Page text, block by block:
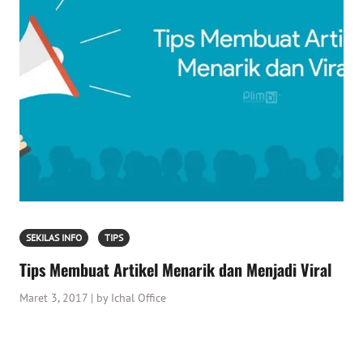
SEKILAS INFO TIPS
Tips Membuat Artikel Menarik dan Menjadi Viral
Maret 3, 2017 | by Ichal Office